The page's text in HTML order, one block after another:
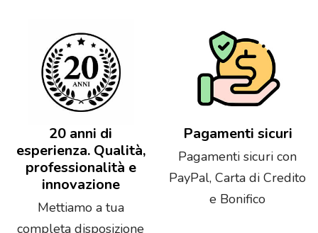
20 anni di
esperienza. Qualità,
professionalità e
innovazione
Mettiamo a tua
completa disposizione
Pagamenti sicuri
Pagamenti sicuri con
PayPal, Carta di Credito
e Bonifico